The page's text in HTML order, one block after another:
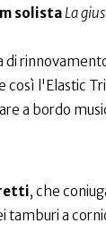
solista La
di
così l'Elastic
a bordo
, che
tamburi a